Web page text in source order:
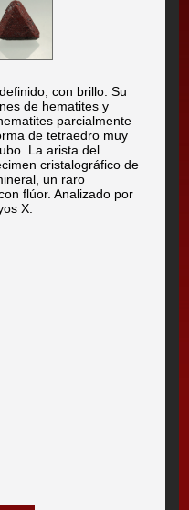
con brillo. Su
de hematites y
parcialmente
de tetraedro muy
La arista del
cristalográfico de
un raro
flúor. Analizado por
X.